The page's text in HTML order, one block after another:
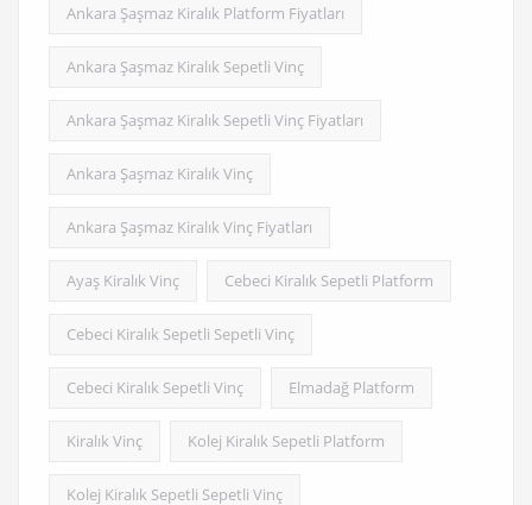
Ankara Şaşmaz Kiralık Platform Fiyatları
Ankara Şaşmaz Kiralık Sepetli Vinç
Ankara Şaşmaz Kiralık Sepetli Vinç Fiyatları
Ankara Şaşmaz Kiralık Vinç
Ankara Şaşmaz Kiralık Vinç Fiyatları
Ayaş Kiralık Vinç Cebeci Kiralık Sepetli Platform
Cebeci Kiralık Sepetli Sepetli Vinç
Cebeci Kiralık Sepetli Vinç Elmadağ Platform
Kiralık Vinç Kolej Kiralık Sepetli Platform
Kolej Kiralık Sepetli Sepetli Vinç